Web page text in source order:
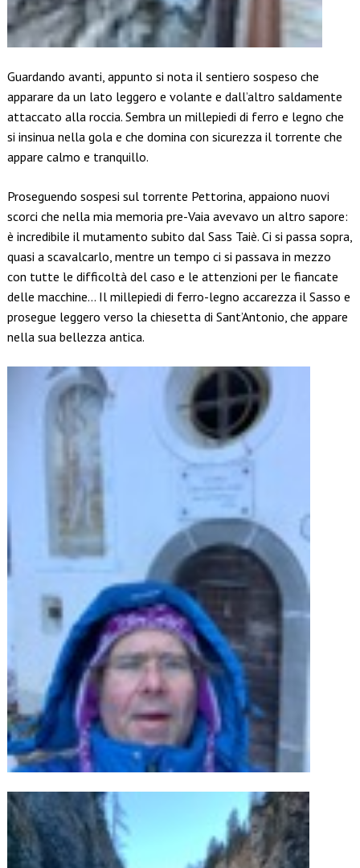
Guardando avanti, appunto si nota il sentiero sospeso che
apparare da un lato leggero e volante e dall’altro saldamente
attaccato alla roccia. Sembra un millepiedi di ferro e legno che
si insinua nella gola e che domina con sicurezza il torrente che
appare calmo e tranquillo.
Proseguendo sospesi sul torrente Pettorina, appaiono nuovi
scorci che nella mia memoria pre-Vaia avevavo un altro sapore:
è incredibile il mutamento subito dal Sass Taiè. Ci si passa sopra,
quasi a scavalcarlo, mentre un tempo ci si passava in mezzo
con tutte le difficoltà del caso e le attenzioni per le fiancate
delle macchine… Il millepiedi di ferro-legno accarezza il Sasso e
prosegue leggero verso la chiesetta di Sant’Antonio, che appare
nella sua bellezza antica.